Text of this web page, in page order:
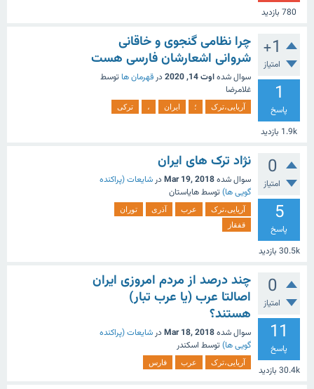
780 بازدید
+1
امتیاز
1
پاسخ
1.9k بازدید
چرا نظامی گنجوی و خاقانی
شروانی اشعارشان فارسی هست
سوال شدهاوت 14, 2020 در قهرمان ها توسط
غلامرضا
آریایی،ترک ؛ ایران ، ترکی
0
امتیاز
5
پاسخ
30.5k بازدید
نژاد ترک های ایران
سوال شدهMar 19, 2018 در شایعات (پراکنده
گویی ها) توسطهایاستان
آریایی،ترک عرب آذری
توران
قفقاز
0
امتیاز
11
پاسخ
30.4k بازدید
چند درصد از مردم امروزی ایران
اصالتا عرب (یا عرب تبار)
هستند؟
سوال شدهMar 18, 2018 در شایعات (پراکنده
گویی ها) توسط اسکندر
آریایی،ترک عرب فارس